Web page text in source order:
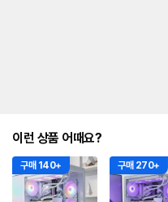
이런 상품 어때요?
구매 140+ 구매 270+